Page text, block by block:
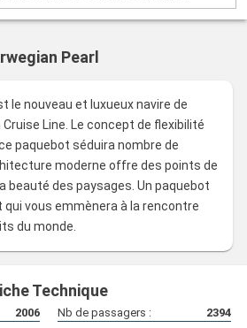
Pearl
le nouveau et luxueux navire de
Line. Le concept de flexibilité
paquebot séduira nombre de
moderne offre des points de
beauté des paysages. Un paquebot
vous emmènera à la rencontre
du monde.
Technique
2006 Nb de passagers :
2394